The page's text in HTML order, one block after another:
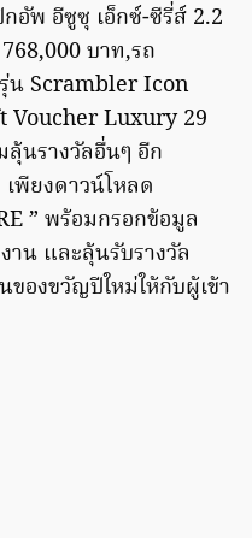
อัพ อีซูซุ เอ็กซ์-ซีรี่ส์ 2.2
บาท,รถ
น Scrambler Icon
Voucher Luxury 29
นรางวัลอื่นๆ อีก
พียงดาวน์โหลด
” พร้อมกรอกข้อมูล
าน และลุ้นรับรางวัล
องขวัญปีใหม่ให้กับผู้เข้า